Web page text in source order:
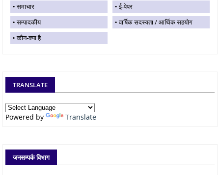
समाचार
ई-पेपर
सम्पादकीय
वार्षिक सदस्यता / आर्थिक सहयोग
कौन-क्या है
TRANSLATE
Powered by Translate
जनसम्पर्क विभाग